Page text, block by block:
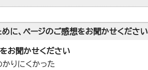
めに、ページのご感想をお聞かせください
お聞かせください
かりにくかった